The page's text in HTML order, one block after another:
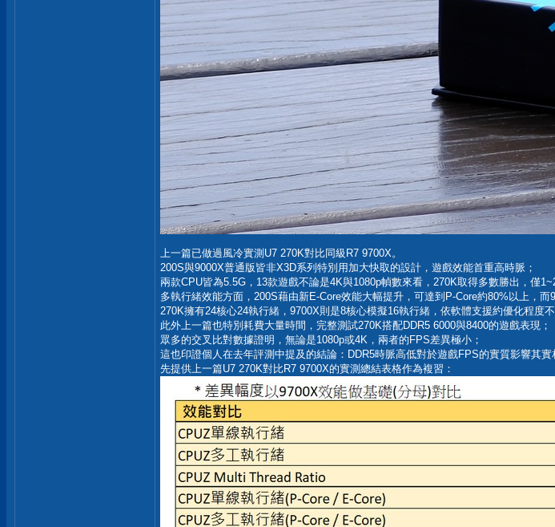
上一篇已做過風冷實測U7 270K對比同級R7 9700X。
200S與9000X普通版皆非X3D系列特別用加大快取的設計，遊戲效能首重高時脈；
兩款CPU皆為5.5G，13款遊戲不論是4K與1080p幀數來看，270K取得多數勝出，僅
多執行緒效能方面，200S藉由新E-Core效能大幅提升，可達到P-Core約80%以上，
270K擁有24核心24執行緒，9700X則是8核心模擬16執行緒，依軟體支援約優化程度
此外上一篇也特別耗費大量時間，完整測試270K搭配DDR5 6000與8400的遊戲表現；
眾多的交叉比對數據證明，無論是1080p或4K，兩者的FPS差異極小；
這也印證個人在去年評測中提及的結論：DDR5時脈高低對於遊戲FPS的實質影響其實
先提供上一篇U7 270K對比R7 9700X的實測總結表格作為複習：